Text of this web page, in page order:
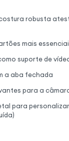
robusta
mais
suporte de
a aba fechada
para a
para